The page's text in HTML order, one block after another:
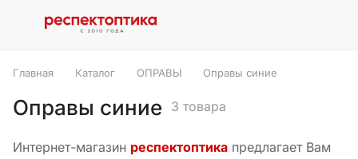
Главная Каталог ОПРАВЫ Оправы синие
Оправы синие 3 товара
Интернет-магазин респектоптика предлагает Вам